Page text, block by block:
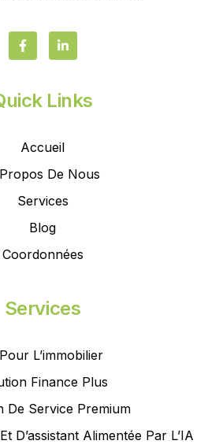
Links
Accueil
De Nous
Services
Blog
Coordonnées
Services
L’immobilier
Finance Plus
De Service Premium
D’assistant Alimentée Par L’IA